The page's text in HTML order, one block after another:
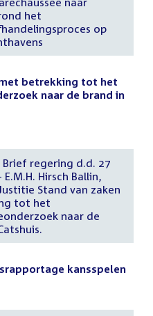
het
op
betrekking tot het
naar de brand in
Brief regering d.d. 27
Hirsch Ballin,
Stand van zaken
tot het
naar de
kansspelen